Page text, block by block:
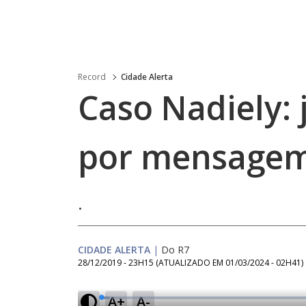
Record Cidade Alerta
Caso
por
.
CIDADE ALERTA | Do R7
28/12/2019 - 23H15 (ATUALIZADO EM 01/03/2024 - 02H41)
A+ A-
L